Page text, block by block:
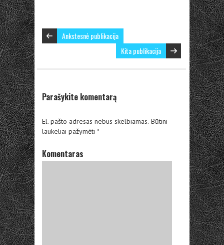
Ankstesnė publikacija
Kita publikacija
Parašykite komentarą
El. pašto adresas nebus skelbiamas. Būtini
laukeliai pažymėti *
Komentaras